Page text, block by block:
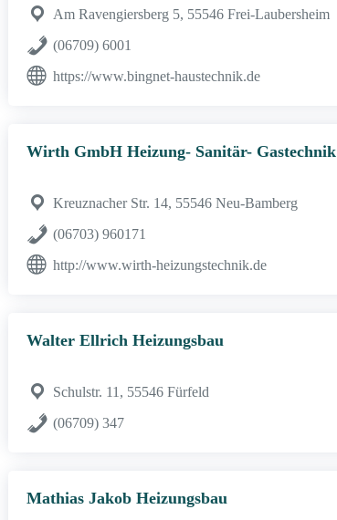
Am Ravengiersberg 5, 55546 Frei-Laubersheim
(06709) 6001
https://www.bingnet-haustechnik.de
Wirth GmbH Heizung- Sanitär- Gastechnik
Kreuznacher Str. 14, 55546 Neu-Bamberg
(06703) 960171
http://www.wirth-heizungstechnik.de
Walter Ellrich Heizungsbau
Schulstr. 11, 55546 Fürfeld
(06709) 347
Mathias Jakob Heizungsbau